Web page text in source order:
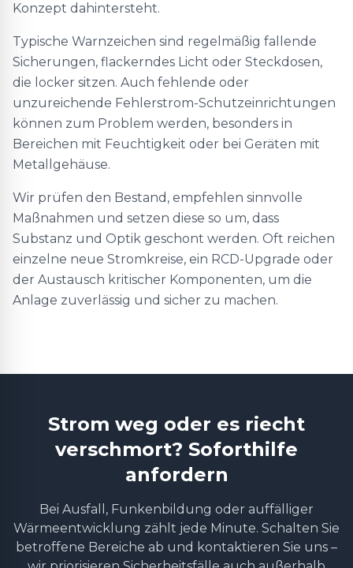
Konzept dahintersteht.
Typische Warnzeichen sind regelmäßig fallende
Sicherungen, flackerndes Licht oder Steckdosen,
die locker sitzen. Auch fehlende oder
unzureichende Fehlerstrom-Schutzeinrichtungen
können zum Problem werden, besonders in
Bereichen mit Feuchtigkeit oder bei Geräten mit
Metallgehäuse.
Wir prüfen den Bestand, empfehlen sinnvolle
Maßnahmen und setzen diese so um, dass
Substanz und Optik geschont werden. Oft reichen
einzelne neue Stromkreise, ein RCD-Upgrade oder
der Austausch kritischer Komponenten, um die
Anlage zuverlässig und sicher zu machen.
Strom weg oder es riecht
verschmort? Soforthilfe
anfordern
Bei Ausfall, Funkenbildung oder auffälliger
Wärmeentwicklung zählt jede Minute. Schalten Sie
betroffene Bereiche ab und kontaktieren Sie uns –